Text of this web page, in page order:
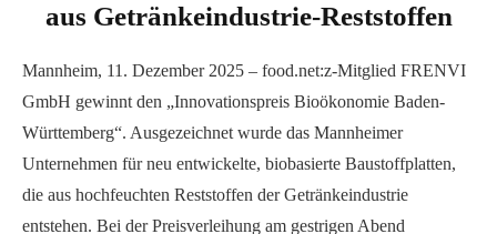
aus Getränkeindustrie-Reststoffen
Mannheim, 11. Dezember 2025 – food.net:z-Mitglied FRENVI
GmbH gewinnt den „Innovationspreis Bioökonomie Baden-
Württemberg“. Ausgezeichnet wurde das Mannheimer
Unternehmen für neu entwickelte, biobasierte Baustoffplatten,
die aus hochfeuchten Reststoffen der Getränkeindustrie
entstehen. Bei der Preisverleihung am gestrigen Abend